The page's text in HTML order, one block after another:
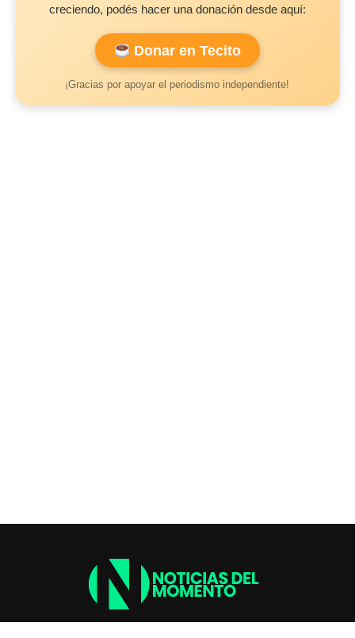
creciendo, podés hacer una donación desde aquí:
Donar en Tecito
¡Gracias por apoyar el periodismo independiente!